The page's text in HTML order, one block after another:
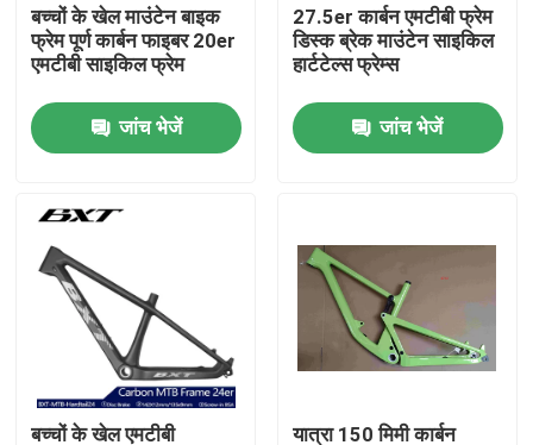
गुणवत्ता नियंत्रण
हमसे संपर्क करें
उद्धरण मांगें
कार्बन माउंटेन बाइक
कार्बन रोड बाइक
कार्बन माउंटेन बाइक फ्रेम
बच्चों के खेल माउंटेन बाइक
फ्रेम पूर्ण कार्बन फाइबर 20er
एमटीबी साइकिल फ्रेम
जांच भेजें
27.5er कार्बन एमटीबी फ्रेम
डिस्क ब्रेक माउंटेन साइकिल
हार्टटेल्स फ्रेम्स
जांच भेजें
बच्चों के खेल एमटीबी यात्रा 150 मिमी कार्बन